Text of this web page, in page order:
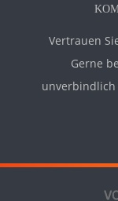
Vertrauen
Gerne